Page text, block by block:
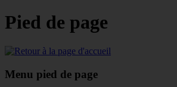
Pied de page
Menu pied de page